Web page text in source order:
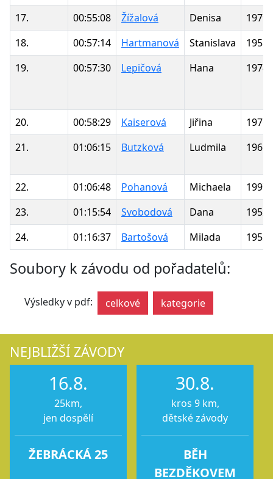
17.
00:55:08 Žížalová Denisa
1979
18.
00:57:14 Hartmanová Stanislava
1958
19.
00:57:30 Lepičová Hana 1974
20. 00:58:29 Kaiserová Jiřina
1976
21.
01:06:15 Butzková Ludmila 1961
22. 01:06:48 Pohanová Michaela
1997
23.
01:15:54 Svobodová Dana
1952
24.
01:16:37 Bartošová Milada 1953
Soubory k závodu od pořadatelů:
Výsledky v pdf: celkové kategorie
NEJBLIŽŠÍ ZÁVODY
16.8.
25km,
jen dospělí
ŽEBRÁCKÁ 25
30.8.
kros 9 km,
dětské závody
BĚH
BEZDĚKOVEM